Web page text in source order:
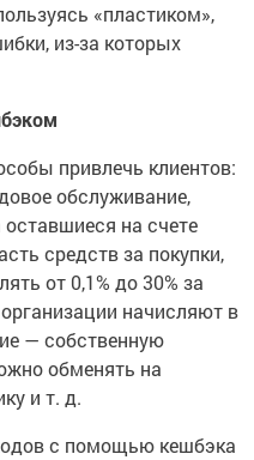
«пластиком»,
из-за которых
привлечь клиентов:
обслуживание,
на счете
средств за покупки,
от 0,1% до 30% за
начисляют в
— собственную
обменять на
и т. д.
с помощью кешбэка